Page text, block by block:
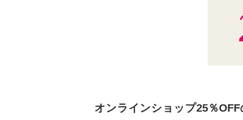
オンラインショップ25％